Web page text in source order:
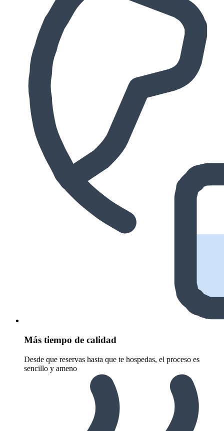
Más tiempo de calidad
Desde que reservas hasta que te hospedas, el proceso es
sencillo y ameno